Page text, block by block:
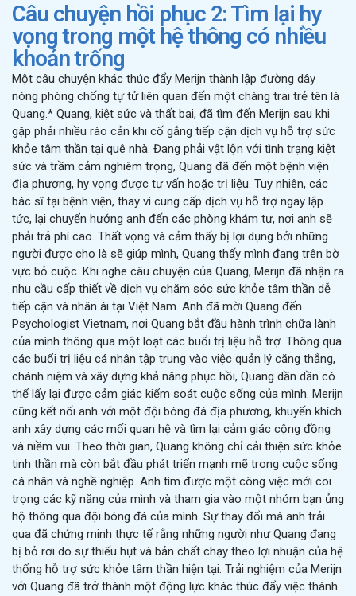
Câu chuyện hồi phục 2: Tìm lại hy
vọng trong một hệ thông có nhiều
khoản trống
Một câu chuyện khác thúc đẩy Merijn thành lập đường dây
nóng phòng chống tự tử liên quan đến một chàng trai trẻ tên là
Quang.* Quang, kiệt sức và thất bại, đã tìm đến Merijn sau khi
gặp phải nhiều rào cản khi cố gắng tiếp cận dịch vụ hỗ trợ sức
khỏe tâm thần tại quê nhà. Đang phải vật lộn với tình trạng kiệt
sức và trầm cảm nghiêm trọng, Quang đã đến một bệnh viện
địa phương, hy vọng được tư vấn hoặc trị liệu. Tuy nhiên, các
bác sĩ tại bệnh viện, thay vì cung cấp dịch vụ hỗ trợ ngay lập
tức, lại chuyển hướng anh đến các phòng khám tư, nơi anh sẽ
phải trả phí cao. Thất vọng và cảm thấy bị lợi dụng bởi những
người được cho là sẽ giúp mình, Quang thấy mình đang trên bờ
vực bỏ cuộc. Khi nghe câu chuyện của Quang, Merijn đã nhận ra
nhu cầu cấp thiết về dịch vụ chăm sóc sức khỏe tâm thần dễ
tiếp cận và nhân ái tại Việt Nam. Anh đã mời Quang đến
Psychologist Vietnam, nơi Quang bắt đầu hành trình chữa lành
của mình thông qua một loạt các buổi trị liệu hỗ trợ. Thông qua
các buổi trị liệu cá nhân tập trung vào việc quản lý căng thẳng,
chánh niệm và xây dựng khả năng phục hồi, Quang dần dần có
thể lấy lại được cảm giác kiểm soát cuộc sống của mình. Merijn
cũng kết nối anh với một đội bóng đá địa phương, khuyến khích
anh xây dựng các mối quan hệ và tìm lại cảm giác cộng đồng
và niềm vui. Theo thời gian, Quang không chỉ cải thiện sức khỏe
tinh thần mà còn bắt đầu phát triển mạnh mẽ trong cuộc sống
cá nhân và nghề nghiệp. Anh tìm được một công việc mới coi
trọng các kỹ năng của mình và tham gia vào một nhóm bạn ủng
hộ thông qua đội bóng đá của mình. Sự thay đổi mà anh trải
qua đã chứng minh thực tế rằng những người như Quang đang
bị bỏ rơi do sự thiếu hụt và bản chất chạy theo lợi nhuận của hệ
thống hỗ trợ sức khỏe tâm thần hiện tại. Trải nghiệm của Merijn
với Quang đã trở thành một động lực khác thúc đẩy việc thành